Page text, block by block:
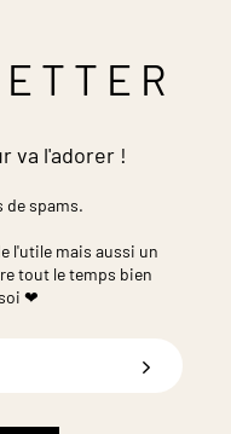
va l'adorer !
de spams.
l'utile mais aussi un
tout le temps bien
❤